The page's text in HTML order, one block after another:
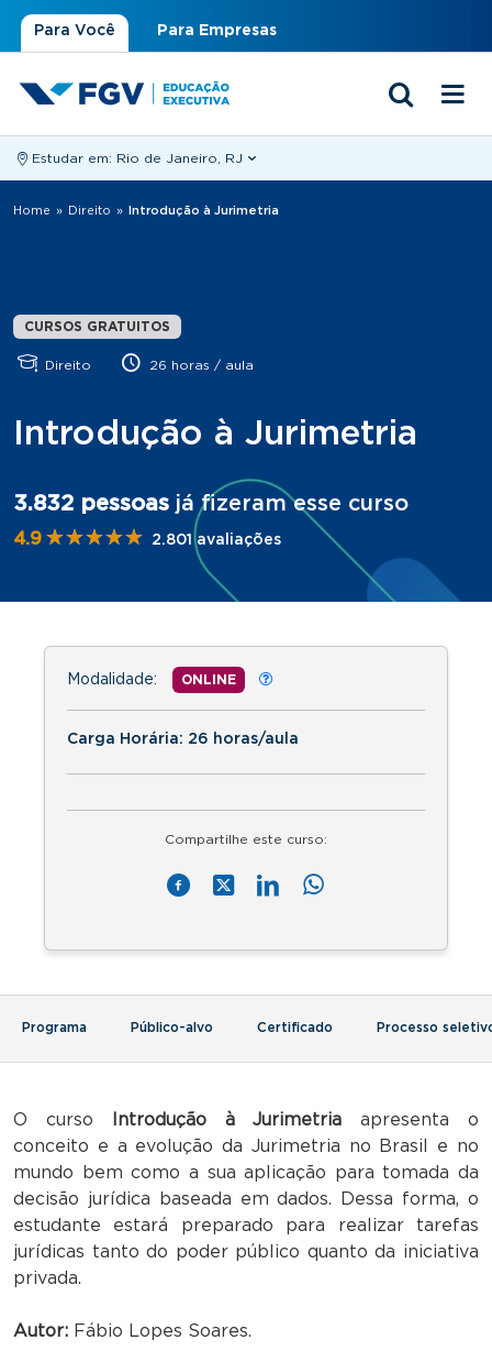
Para Você Para Empresas
Estudar em: Rio de Janeiro, RJ
Você está aqui
Home » Direito » Introdução à Jurimetria
CURSOS GRATUITOS
Direito 26 horas / aula
Introdução à Jurimetria
3.832 pessoas já fizeram esse curso
4.9 ★★★★★
★★★★★ 2.801 avaliações
Modalidade: ONLINE
Carga Horária: 26 horas/aula
Compartilhe este curso:
Programa Público-alvo Certificado Processo
O curso Introdução à Jurimetria apresenta o
conceito e a evolução da Jurimetria no Brasil e no
mundo bem como a sua aplicação para tomada da
decisão jurídica baseada em dados. Dessa forma, o
estudante estará preparado para realizar tarefas
jurídicas tanto do poder público quanto da iniciativa
privada.
Autor: Fábio Lopes Soares.